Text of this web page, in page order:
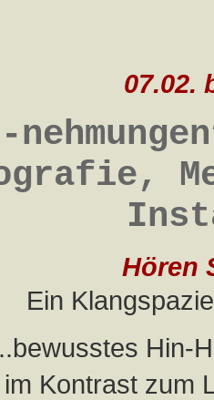
07.02.
Hören
Ein
Hin-
Kontrast zum